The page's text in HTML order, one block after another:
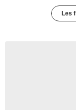
Les